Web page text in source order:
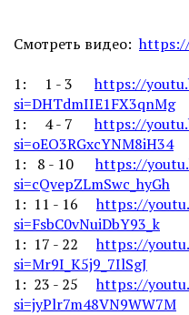
Смотреть видео:
1: 1 - 3
https://
si=DHTdmIIE1FX3qnMg
1: 4 - 7https://
si=oEO3RGxcYNM8iH34
1: 8 - 10https://
si=cQvepZLmSwc_hyGh
1: 11 - 16https://
si=FsbC0vNuiDbY93_k
1: 17 - 22https://
si=Mr9I_K5j9_7IlSgJ
1: 23 - 25https://
si=jyPlr7m48VN9WW7M